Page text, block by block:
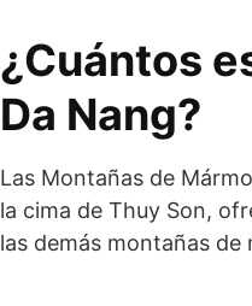
¿Cuántos
Da Nang?
Las Montañas de
la cima de Thuy Son,
las demás montañas de